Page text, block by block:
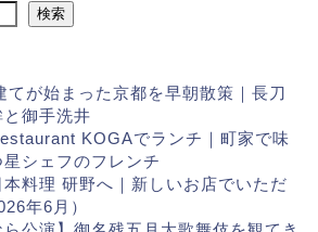
検索
てが始まった京都を早朝散策｜長刀
御手洗井
KOGAでランチ｜町家で味
シェフのフレンチ
本料理 研野へ｜新しいお店でいただ
年6月）